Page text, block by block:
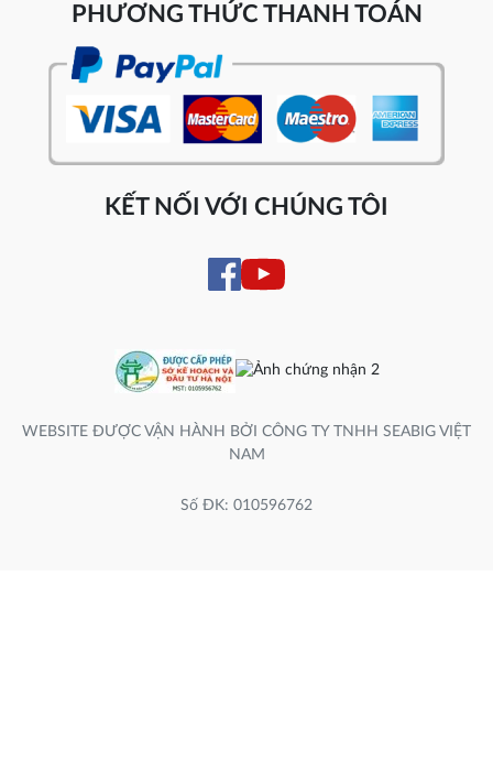
PHƯƠNG THỨC THANH TOÁN
KẾT NỐI VỚI CHÚNG TÔI
WEBSITE ĐƯỢC VẬN HÀNH BỞI CÔNG TY TNHH SEABIG VIỆT
NAM
Số ĐK: 010596762